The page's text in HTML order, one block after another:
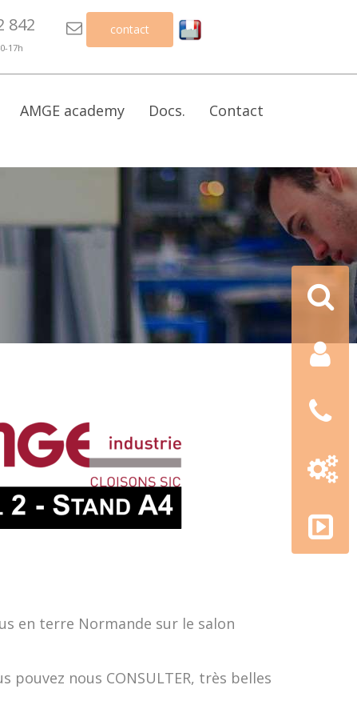
842
17h
 contact
AMGE academy Docs. Contact
en terre Normande sur le salon
pouvez nous CONSULTER, très belles
3D
academy